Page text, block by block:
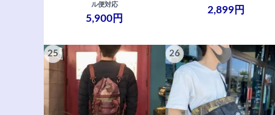
ル便対応
5,900円
2,899円
25 26